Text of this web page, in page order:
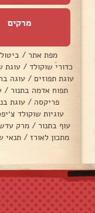
מרקים
מפת אתר /
כדורי שוקולד / עוגת
עוגת תפוזים / עוגה
תפוח אדמה בתנור /
פריקסה / עוגת
עוגיות שוקולד
עוף בתנור / מרק
מתכון לאורז / תנאי